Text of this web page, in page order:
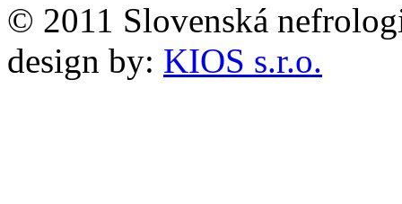
© 2011 Slovenská
design by: KIOS s.r.o.